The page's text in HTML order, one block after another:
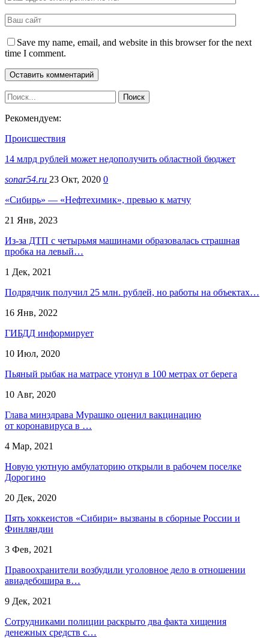
Save my name, email, and website in this browser for the next
time I comment.
Рекомендуем:
Происшествия
14 млрд рублей может недополучить областной бюджет
sonar54.ru 23 Окт, 2020 0
«Сибирь» — «Нефтехимик», превью к матчу
21 Янв, 2023
Из-за ДТП с четырьмя машинами образовалась страшная
пробка на левый…
1 Дек, 2021
Подрядчик получил 25 млн. рублей, но работы на объектах…
16 Янв, 2022
ГИБДД информирует
10 Июл, 2020
Пьяный рыбак на матрасе утонул в 100 метрах от берега
10 Авг, 2020
Глава минздрава Мурашко оценил вакцинацию
от коронавируса в …
4 Мар, 2021
Новую уютную амбулаторию открыли в рабочем поселке
Дорогино
20 Дек, 2020
Пять хоккеистов «Сибири» вызваны в сборные России и
Финляндии
3 Фев, 2021
Правоохранители возбудили уголовное дело в отношении
авиадебошира в…
9 Дек, 2021
Сотрудниками полиции раскрыто два факта хищения
денежных средств с…